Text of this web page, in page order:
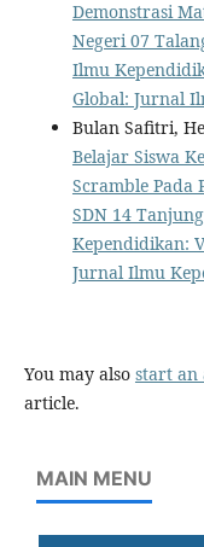
Demonstrasi
Negeri 07
Ilmu
Global: Jurnal
Bulan Safitri,
Belajar Siswa
Scramble Pada
SDN 14
Kependidikan:
Jurnal Ilmu
You may also start an
article.
MAIN MENU